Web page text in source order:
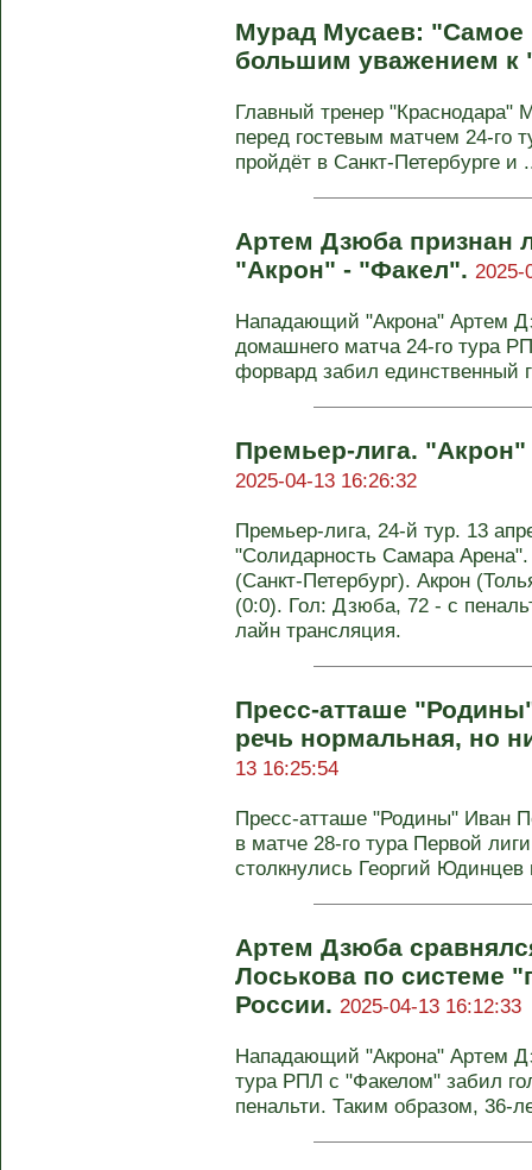
Мурад Мусаев: "Самое
большим уважением к
Главный тренер "Краснодара"
перед гостевым матчем 24-го
пройдёт в Санкт-Петербурге и
Артем Дзюба признан
"Акрон" - "Факел". 2025-
Нападающий "Акрона" Артем
домашнего матча 24-го тура
форвард забил единственный
Премьер-лига.
2025-04-13 16:26:32
Премьер-лига, 24-й тур. 13
"Солидарность Самара
(Санкт-Петербург). Акрон
(0:0). Гол: Дзюба, 72 - с
лайн трансляция.
Пресс-атташе
речь нормальная, но
13 16:25:54
Пресс-атташе "Родины" Иван
в матче 28-го тура Первой
столкнулись Георгий Юдинцев
Артем Дзюба
Лоськова по системе
России. 2025-04-13 16:12:33
Нападающий "Акрона" Артем
тура РПЛ с "Факелом" забил
пенальти. Таким образом, 36-